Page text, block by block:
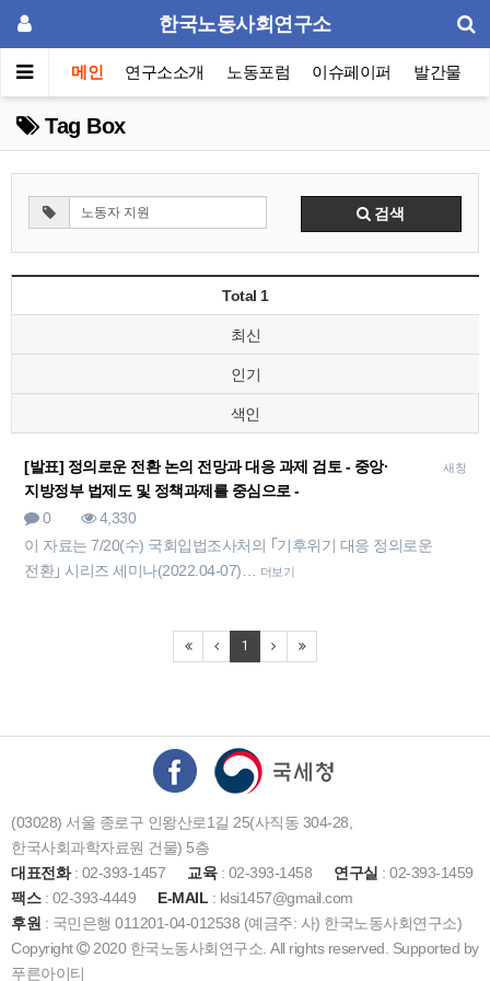
한국노동사회연구소
메인 연구소소개 노동포럼 이슈페이퍼 발간물
Tag Box
검색
Total 1
최신
인기
색인
새창
[발표] 정의로운 전환 논의 전망과 대응 과제 검토 - 중앙·
지방정부 법제도 및 정책과제를 중심으로 -
0
4,330
이 자료는 7/20(수) 국회입법조사처의 ｢기후위기 대응 정의로운
전환｣ 시리즈 세미나(2022.04-07)…
더보기
1
(03028) 서울 종로구 인왕산로1길 25(사직동 304-28,
한국사회과학자료원 건물) 5층
대표전화: 02-393-1457 교육: 02-393-1458 연구실 : 02-393-1459
팩스: 02-393-4449 E-MAIL : klsi1457@gmail.com
후원 : 국민은행 011201-04-012538 (예금주: 사) 한국노동사회연구소)
Copyright
2020 한국노동사회연구소. All rights reserved. Supported by
푸른아이티